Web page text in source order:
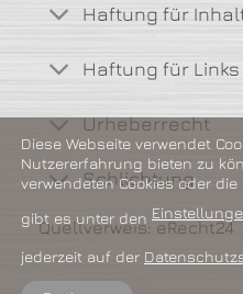
Haftung für
Haftung für Links
Urheberrecht
Schlichtung
Quellverweis: eRecht24
Diese Webseite verwendet
Nutzererfahrung bieten zu
verwendeten Cookies oder
gibt es unter den
jederzeit auf der